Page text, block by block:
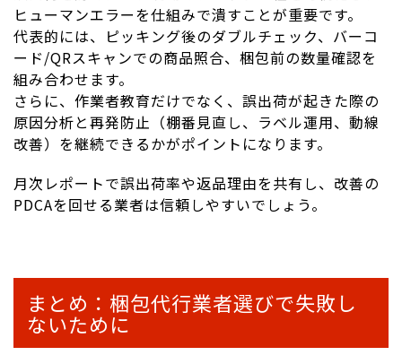
ヒューマンエラーを仕組みで潰すことが重要です。
代表的には、ピッキング後のダブルチェック、バーコ
ード/QRスキャンでの商品照合、梱包前の数量確認を
組み合わせます。
さらに、作業者教育だけでなく、誤出荷が起きた際の
原因分析と再発防止（棚番見直し、ラベル運用、動線
改善）を継続できるかがポイントになります。
月次レポートで誤出荷率や返品理由を共有し、改善の
PDCAを回せる業者は信頼しやすいでしょう。
まとめ：梱包代行業者選びで失敗し
ないために